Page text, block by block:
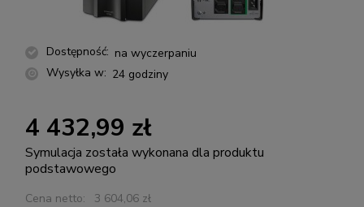
Dostępność: na wyczerpaniu
Wysyłka w: 24 godziny
4 432,99 zł
Symulacja została wykonana dla produktu
podstawowego
Cena netto: 3 604,06 zł